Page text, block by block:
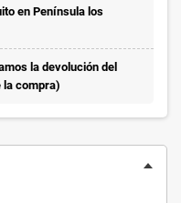
en Península los
la devolución del
la compra)